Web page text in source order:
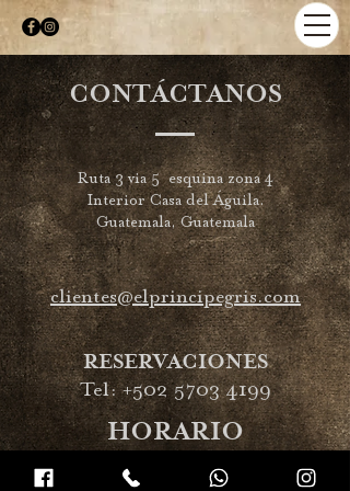
CONTÁCTANOS
Ruta 3 via 5 esquina zona 4
Interior Casa del Águila.
Guatemala, Guatemala
clientes@elprincipegris.com
RESERVACIONES
Tel:+502 5703 4199
HORARIO
Martes a Sábado 12:00 pm a 11:00 pm